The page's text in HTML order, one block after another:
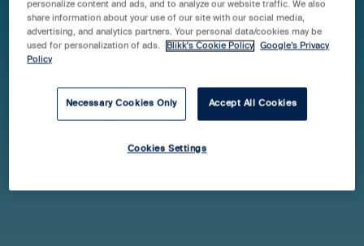
Hjälpcenter Blikk Pro & Business FAQ
Tid & kvitton
personalize content and ads, and to analyze our website traffic. We also
share information about your use of our site with our social media,
advertising, and analytics partners. Your personal data/cookies may be
used for personalization of ads.
Blikk's Cookie Policy
Google’s Privacy
Policy
Necessary Cookies Only Accept All Cookies
Cookies Settings